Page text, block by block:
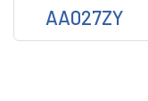
AA027ZY